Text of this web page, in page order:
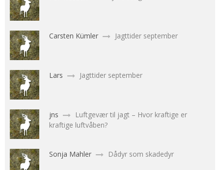
Carsten Kümler Jagttider september
Lars Jagttider september
jns
Luftgevær til jagt – Hvor kraftige er
kraftige luftvåben?
Sonja Mahler Dådyr som skadedyr